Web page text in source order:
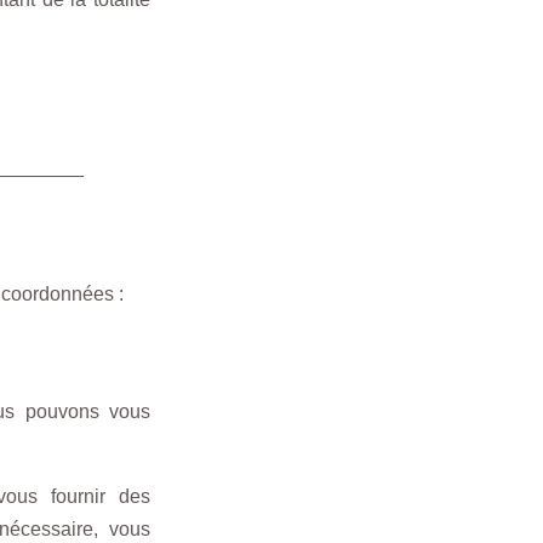
:
pouvons vous
fournir des
vous